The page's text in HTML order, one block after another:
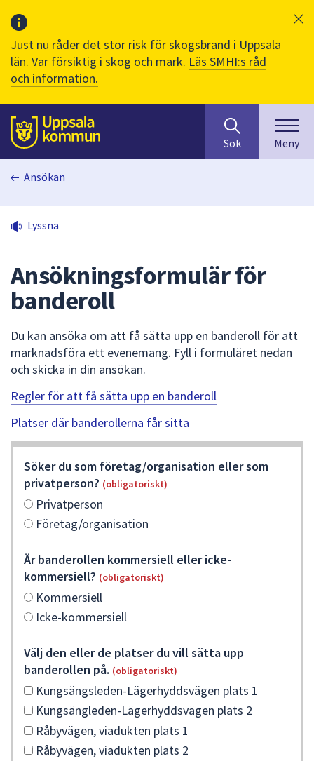
Just nu råder det stor risk för skogsbrand i Uppsala
län. Var försiktig i skog och mark. Läs SMHI:s råd
och information.
Till sidans
huvudinnehåll
efter
innehåll
på
i
sökfältet
att
presenteras
Använd
att
navigera
att
Sök Meny
Ansökan
Lyssna
Ansökningsformulär för
banderoll
Du kan ansöka om att få sätta upp en banderoll för att
marknadsföra ett evenemang. Fyll i formuläret nedan
och skicka in din ansökan.
Regler för att få sätta upp en banderoll
Platser där banderollerna får sitta
Söker du som företag/organisation eller som
privatperson? (obligatoriskt)
Privatperson
Företag/organisation
Är banderollen kommersiell eller icke-
kommersiell? (obligatoriskt)
Kommersiell
Icke-kommersiell
Välj den eller de platser du vill sätta upp
banderollen på. (obligatoriskt)
Kungsängsleden-Lägerhyddsvägen plats 1
Kungsängleden-Lägerhyddsvägen plats 2
Råbyvägen, viadukten plats 1
Råbyvägen, viadukten plats 2